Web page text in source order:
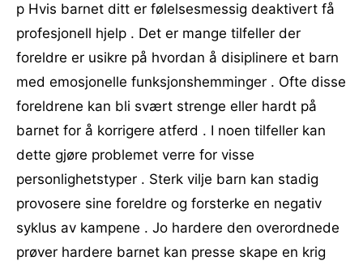
p Hvis barnet ditt er følelsesmessig deaktivert få
profesjonell hjelp . Det er mange tilfeller der
foreldre er usikre på hvordan å disiplinere et barn
med emosjonelle funksjonshemminger . Ofte disse
foreldrene kan bli svært strenge eller hardt på
barnet for å korrigere atferd . I noen tilfeller kan
dette gjøre problemet verre for visse
personlighetstyper . Sterk vilje barn kan stadig
provosere sine foreldre og forsterke en negativ
syklus av kampene . Jo hardere den overordnede
prøver hardere barnet kan presse skape en krig